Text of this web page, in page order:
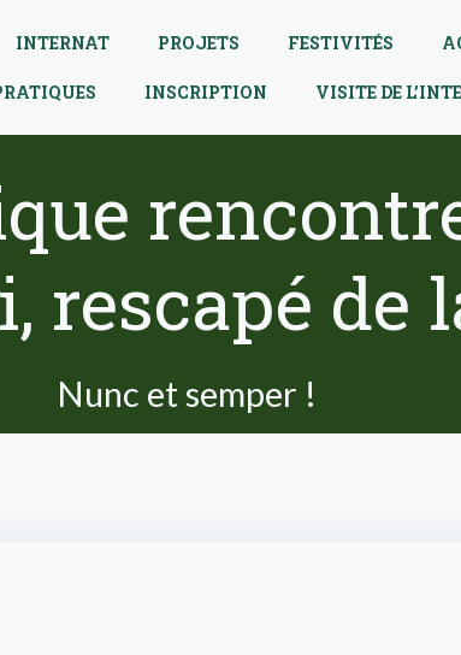
INTERNAT PROJETS FESTIVITÉS
INSCRIPTION VISITE DE
rescapé de
Nunc et semper !